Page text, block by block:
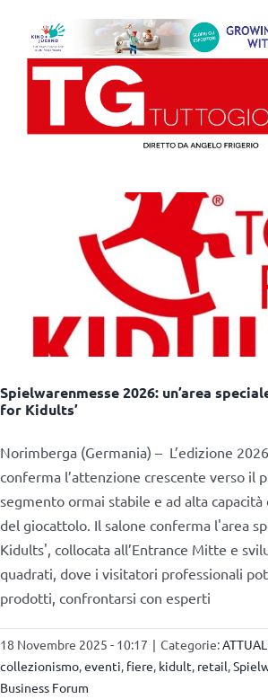
contenuto
Spielwarenmesse 2026: un’area
for Kidults’
Norimberga (Germania) – L’edizione
conferma l’attenzione crescente verso il
segmento ormai stabile e ad alta
del giocattolo. Il salone conferma l'area
Kidults', collocata all’Entrance Mitte e
quadrati, dove i visitatori professionali
prodotti, confrontarsi con esperti
18 Novembre 2025 - 10:17 | Categorie:
collezionismo eventi fiere kidult retail
Business Forum